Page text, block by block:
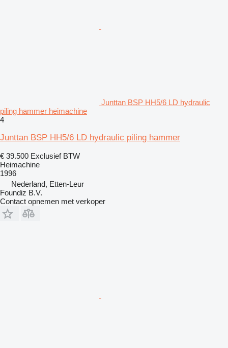
Junttan BSP HH5/6 LD hydraulic
piling hammer heimachine
4
Junttan BSP HH5/6 LD hydraulic piling hammer
€ 39.500 Exclusief BTW
Heimachine
1996
Nederland, Etten-Leur
Foundiz B.V.
Contact opnemen met verkoper